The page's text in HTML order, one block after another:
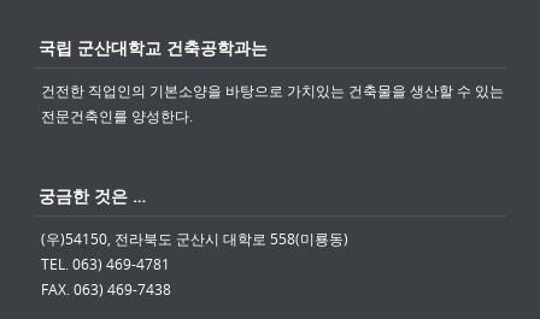
국립 군산대학교 건축공학과는
건전한 직업인의 기본소양을 바탕으로 가치있는 건축물을 생산할 수 있는
전문건축인를 양성한다.
궁금한 것은 …
(우)54150, 전라북도 군산시 대학로 558(미룡동)
TEL. 063) 469-4781
FAX. 063) 469-7438